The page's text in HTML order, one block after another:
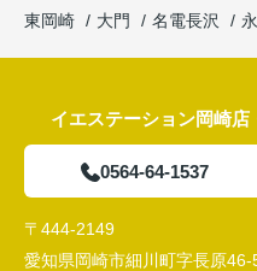
東岡崎
大門 名電長沢
イエステーション岡崎
0564-64-1537
〒444-2149
愛知県岡崎市細川町字長原46-